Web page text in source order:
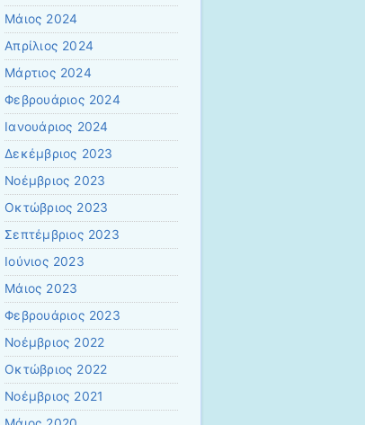
Μάιος 2024
Απρίλιος 2024
Μάρτιος 2024
Φεβρουάριος 2024
Ιανουάριος 2024
Δεκέμβριος 2023
Νοέμβριος 2023
Οκτώβριος 2023
Σεπτέμβριος 2023
Ιούνιος 2023
Μάιος 2023
Φεβρουάριος 2023
Νοέμβριος 2022
Οκτώβριος 2022
Νοέμβριος 2021